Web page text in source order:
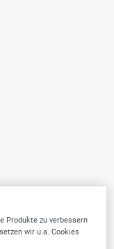
Produkte zu verbessern
wir u.a. Cookies